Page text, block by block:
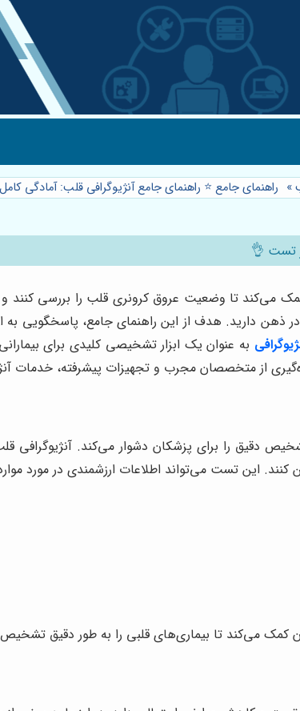
» راهنمای جامع ⭐️ راهنمای جامع آنژیوگرافی قلب: آمادگی
تست 👌
تا وضعیت عروق کرونری قلب را بررسی کنند و
در ذهن دارید. هدف از این راهنمای جامع، پاسخگویی
به عنوان یک ابزار تشخیصی کلیدی برای
از متخصصان مجرب و تجهیزات پیشرفته، خدمات
دقیق را برای پزشکان دشوار می‌کند.
این تست می‌تواند اطلاعات ارزشمندی در مورد
کمک می‌کند تا بیماری‌های قلبی را به طور دقیق تشخیص